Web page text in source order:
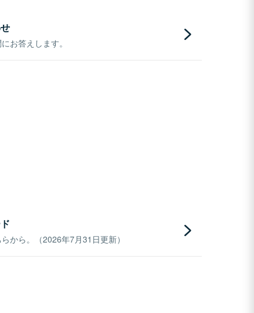
お答えします。
から。（2026年7月31日更新）